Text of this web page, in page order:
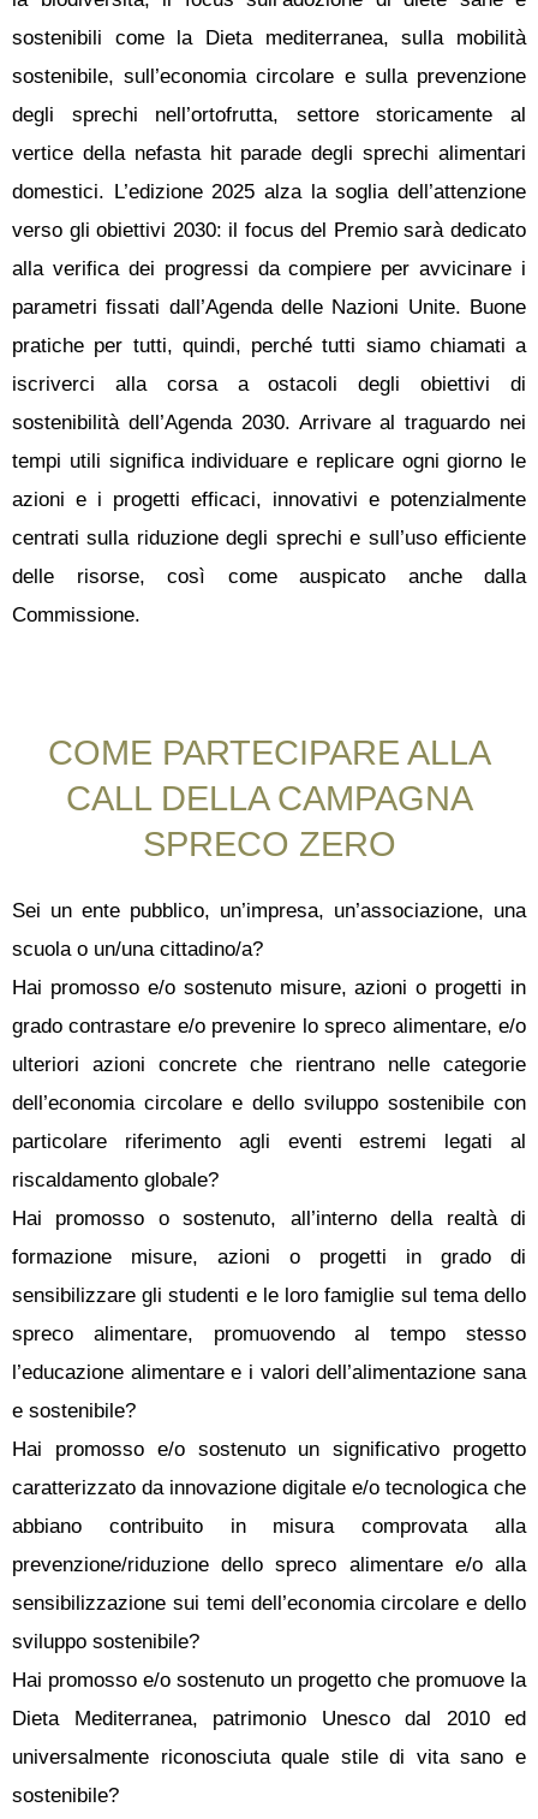
sostenibili come la Dieta mediterranea, sulla mobilità
sostenibile, sull’economia circolare e sulla prevenzione
degli sprechi nell’ortofrutta, settore storicamente al
vertice della nefasta hit parade degli sprechi alimentari
domestici. L’edizione 2025 alza la soglia dell’attenzione
verso gli obiettivi 2030: il focus del Premio sarà dedicato
alla verifica dei progressi da compiere per avvicinare i
parametri fissati dall’Agenda delle Nazioni Unite. Buone
pratiche per tutti, quindi, perché tutti siamo chiamati a
iscriverci alla corsa a ostacoli degli obiettivi di
sostenibilità dell’Agenda 2030. Arrivare al traguardo nei
tempi utili significa individuare e replicare ogni giorno le
azioni e i progetti efficaci, innovativi e potenzialmente
centrati sulla riduzione degli sprechi e sull’uso efficiente
delle risorse, così come auspicato anche dalla
Commissione.
COME PARTECIPARE ALLA
CALL DELLA CAMPAGNA
SPRECO ZERO
Sei un ente pubblico, un’impresa, un’associazione, una
scuola o un/una cittadino/a?
Hai promosso e/o sostenuto misure, azioni o progetti in
grado contrastare e/o prevenire lo spreco alimentare, e/o
ulteriori azioni concrete che rientrano nelle categorie
dell’economia circolare e dello sviluppo sostenibile con
particolare riferimento agli eventi estremi legati al
riscaldamento globale?
Hai promosso o sostenuto, all’interno della realtà di
formazione misure, azioni o progetti in grado di
sensibilizzare gli studenti e le loro famiglie sul tema dello
spreco alimentare, promuovendo al tempo stesso
l’educazione alimentare e i valori dell’alimentazione sana
e sostenibile?
Hai promosso e/o sostenuto un significativo progetto
caratterizzato da innovazione digitale e/o tecnologica che
abbiano contribuito in misura comprovata alla
prevenzione/riduzione dello spreco alimentare e/o alla
sensibilizzazione sui temi dell’economia circolare e dello
sviluppo sostenibile?
Hai promosso e/o sostenuto un progetto che promuove la
Dieta Mediterranea, patrimonio Unesco dal 2010 ed
universalmente riconosciuta quale stile di vita sano e
sostenibile?